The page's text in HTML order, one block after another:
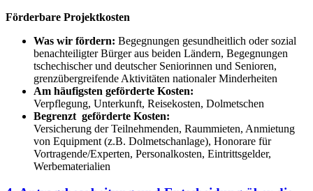
Förderbare Projektkosten
Was wir fördern: Begegnungen gesundheitlich oder sozial
benachteiligter Bürger aus beiden Ländern, Begegnungen
tschechischer und deutscher Seniorinnen und Senioren,
grenzübergreifende Aktivitäten nationaler Minderheiten
Am häufigsten geförderte Kosten:
Verpflegung, Unterkunft, Reisekosten, Dolmetschen
Begrenzt geförderte Kosten:
Versicherung der Teilnehmenden, Raummieten, Anmietung
von Equipment (z.B. Dolmetschanlage), Honorare für
Vortragende/Experten, Personalkosten, Eintrittsgelder,
Werbematerialien